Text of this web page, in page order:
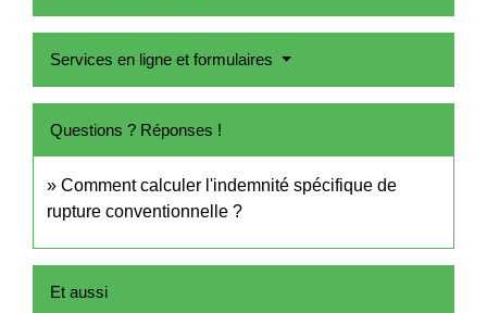
Services en ligne et formulaires
Questions ? Réponses !
Comment calculer l'indemnité spécifique de
rupture conventionnelle ?
Et aussi